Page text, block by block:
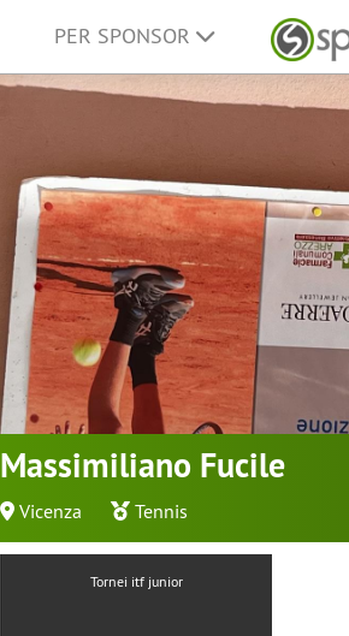
PER SPONSOR
Massimiliano Fucile
Vicenza Tennis
Tornei itf junior